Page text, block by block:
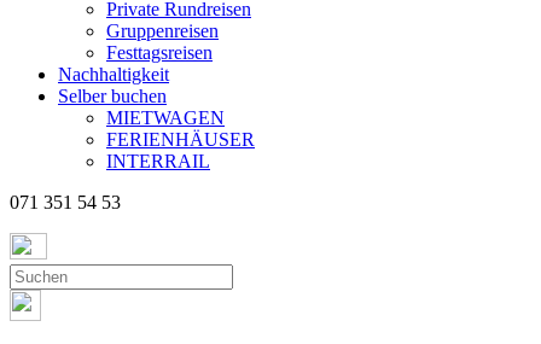
Private Rundreisen
Gruppenreisen
Festtagsreisen
Nachhaltigkeit
Selber buchen
MIETWAGEN
FERIENHÄUSER
INTERRAIL
071 351 54 53